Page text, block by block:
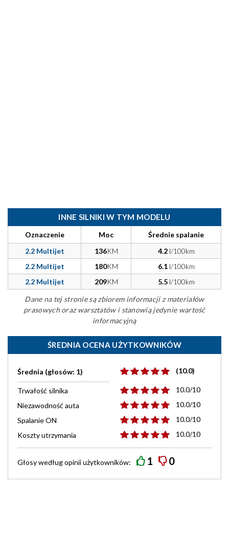
INNE SILNIKI W TYM MODELU
Oznaczenie Moc
Średnie spalanie
2.2 Multijet
136KM 4.2l/100km
2.2 Multijet
180KM 6.1l/100km
2.2 Multijet
209KM 5.5l/100km
Dane na tej stronie są zbiorem informacji z materiałów
prasowych oraz warsztatów i stanowią jedynie wartość
informacyjną
ŚREDNIA OCENA UŻYTKOWNIKÓW
Średnia (głosów: 1) (10.0)
Trwałość silnika
10.0/10
Niezawodność auta
10.0/10
Spalanie ON
10.0/10
Koszty utrzymania
10.0/10
Głosy wedługopiniiużytkowników: 1 0